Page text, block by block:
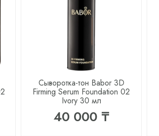
Сыворотка-тон Babor 3D
Firming Serum Foundation 02
Ivory 30 мл
40 000 ₸